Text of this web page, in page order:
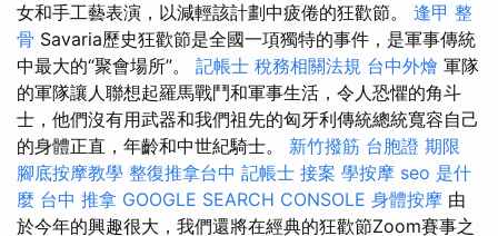
女和手工藝表演，以減輕該計劃中疲倦的狂歡節。 逢甲 整
骨 Savaria歷史狂歡節是全國一項獨特的事件，是軍事傳統
中最大的“聚會場所”。 記帳士 稅務相關法規 台中外燴 軍隊
的軍隊讓人聯想起羅馬戰鬥和軍事生活，令人恐懼的角斗
士，他們沒有用武器和我們祖先的匈牙利傳統總統寬容自己
的身體正直，年齡和中世紀騎士。 新竹撥筋 台胞證 期限
腳底按摩教學 整復推拿台中 記帳士 接案 學按摩 seo 是什
麼 台中 推拿 GOOGLE SEARCH CONSOLE 身體按摩 由
於今年的興趣很大，我們還將在經典的狂歡節Zoom賽事之